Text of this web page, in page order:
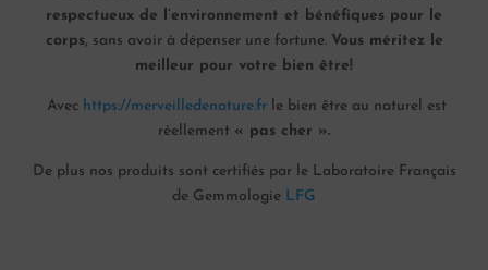
respectueux de l’environnement et bénéfiques pour le
corps, sans avoir à dépenser une fortune. Vous méritez le
meilleur pour votre bien être!
Avec https://merveilledenature.frle bien être au naturel est
réellement « pas cher ».
De plus nos produits sont certifiés par le Laboratoire Français
de Gemmologie LFG